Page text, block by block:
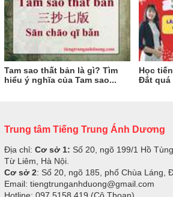
Tam sao thất bản là gì? Tìm
hiểu ý nghĩa của Tam sao...
Học
Đắt quá
Trung tâm Tiếng Trung Ánh Dương
Địa chỉ: Cơ sở 1: Số 20, ngõ 199/1 Hồ
Từ Liêm, Hà Nội.
Cơ sở 2: Số 20, ngõ 185, phố Chùa Láng,
Email: tiengtrunganhduong@gmail.com
Hotline: 097 5158 419 (Cô Thoan)